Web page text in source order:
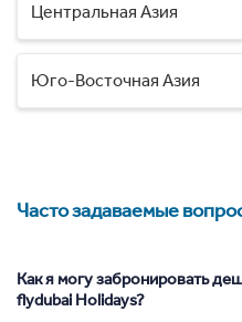
Центральная Азия
Юго-Восточная Азия
Часто задаваемые
Как я могу забронировать
flydubai Holidays?